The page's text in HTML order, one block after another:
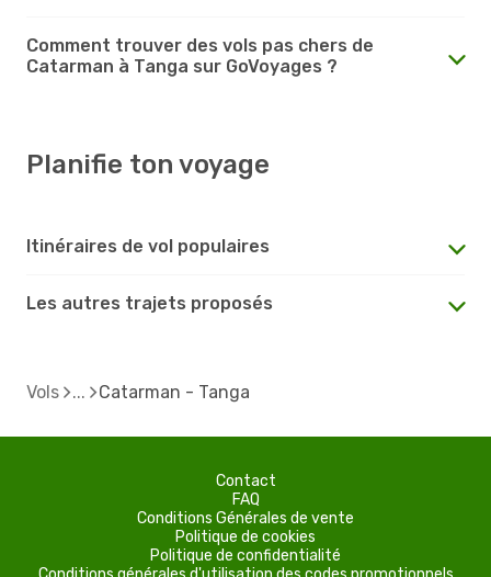
Comment trouver des vols pas chers de
Catarman à Tanga sur GoVoyages ?
Planifie ton voyage
Itinéraires de vol populaires
Les autres trajets proposés
Vols Catarman - Tanga
Contact
FAQ
Conditions Générales de vente
Politique de cookies
Politique de confidentialité